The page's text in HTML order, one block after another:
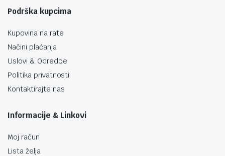
Podrška kupcima
Kupovina na rate
Načini plaćanja
Uslovi & Odredbe
Politika privatnosti
Kontaktirajte nas
Informacije & Linkovi
Moj račun
Lista želja